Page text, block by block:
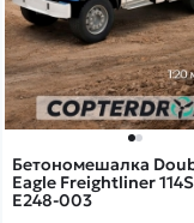
Бетономешалка
Eagle Freightliner
E248-003